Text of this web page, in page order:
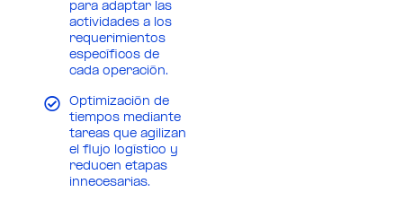
para adaptar las
actividades a los
requerimientos
específicos de
cada operación.
Optimización de
tiempos mediante
tareas que agilizan
el flujo logístico y
reducen etapas
innecesarias.